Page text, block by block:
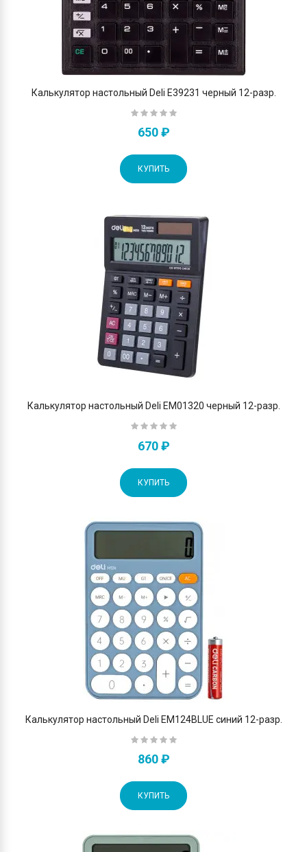
Калькулятор настольный Deli E39231 черный 12-разр.
650 ₽
КУПИТЬ
Калькулятор настольный Deli EM01320 черный 12-разр.
670 ₽
КУПИТЬ
Калькулятор настольный Deli EM124BLUE синий 12-разр.
860 ₽
КУПИТЬ